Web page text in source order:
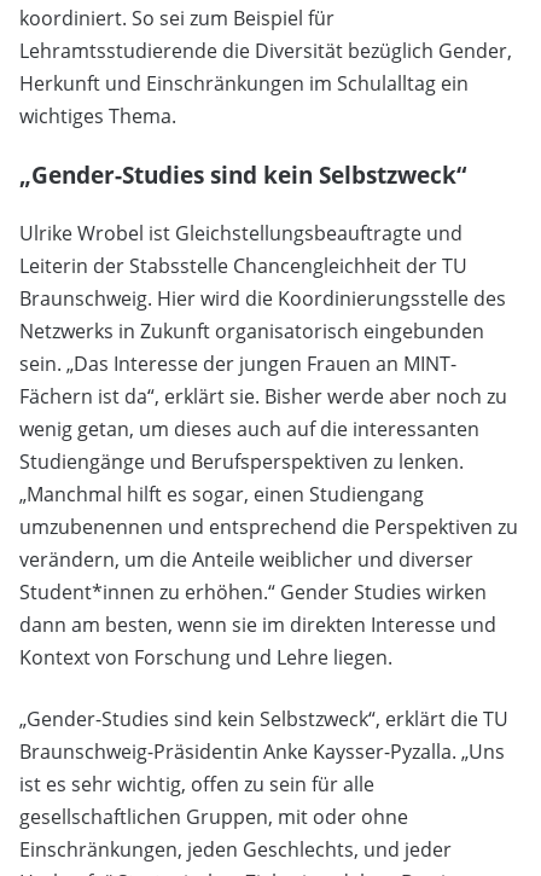
koordiniert. So sei zum Beispiel für
Lehramtsstudierende die Diversität bezüglich Gender,
Herkunft und Einschränkungen im Schulalltag ein
wichtiges Thema.
„Gender-Studies sind kein Selbstzweck“
Ulrike Wrobel ist Gleichstellungsbeauftragte und
Leiterin der Stabsstelle Chancengleichheit der TU
Braunschweig. Hier wird die Koordinierungsstelle des
Netzwerks in Zukunft organisatorisch eingebunden
sein. „Das Interesse der jungen Frauen an MINT-
Fächern ist da“, erklärt sie. Bisher werde aber noch zu
wenig getan, um dieses auch auf die interessanten
Studiengänge und Berufsperspektiven zu lenken.
„Manchmal hilft es sogar, einen Studiengang
umzubenennen und entsprechend die Perspektiven zu
verändern, um die Anteile weiblicher und diverser
Student*innen zu erhöhen.“ Gender Studies wirken
dann am besten, wenn sie im direkten Interesse und
Kontext von Forschung und Lehre liegen.
„Gender-Studies sind kein Selbstzweck“, erklärt die TU
Braunschweig-Präsidentin Anke Kaysser-Pyzalla. „Uns
ist es sehr wichtig, offen zu sein für alle
gesellschaftlichen Gruppen, mit oder ohne
Einschränkungen, jeden Geschlechts, und jeder